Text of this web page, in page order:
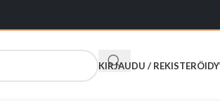
KIRJAUDU / REKISTERÖIDY